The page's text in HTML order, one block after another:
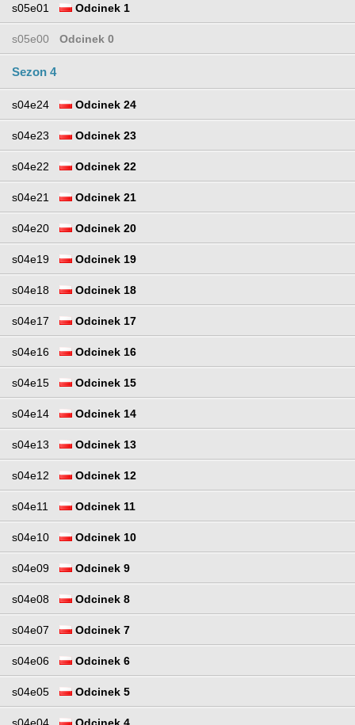
s05e01 Odcinek 1
s05e00 Odcinek 0
Sezon 4
s04e24 Odcinek 24
s04e23 Odcinek 23
s04e22 Odcinek 22
s04e21 Odcinek 21
s04e20 Odcinek 20
s04e19 Odcinek 19
s04e18 Odcinek 18
s04e17 Odcinek 17
s04e16 Odcinek 16
s04e15 Odcinek 15
s04e14 Odcinek 14
s04e13 Odcinek 13
s04e12 Odcinek 12
s04e11 Odcinek 11
s04e10 Odcinek 10
s04e09 Odcinek 9
s04e08 Odcinek 8
s04e07 Odcinek 7
s04e06 Odcinek 6
s04e05 Odcinek 5